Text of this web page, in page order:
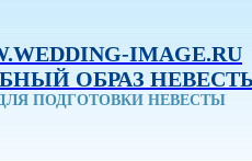
IMAGE.RU
ОБРАЗ
ПОДГОТОВКИ НЕВЕСТЫ